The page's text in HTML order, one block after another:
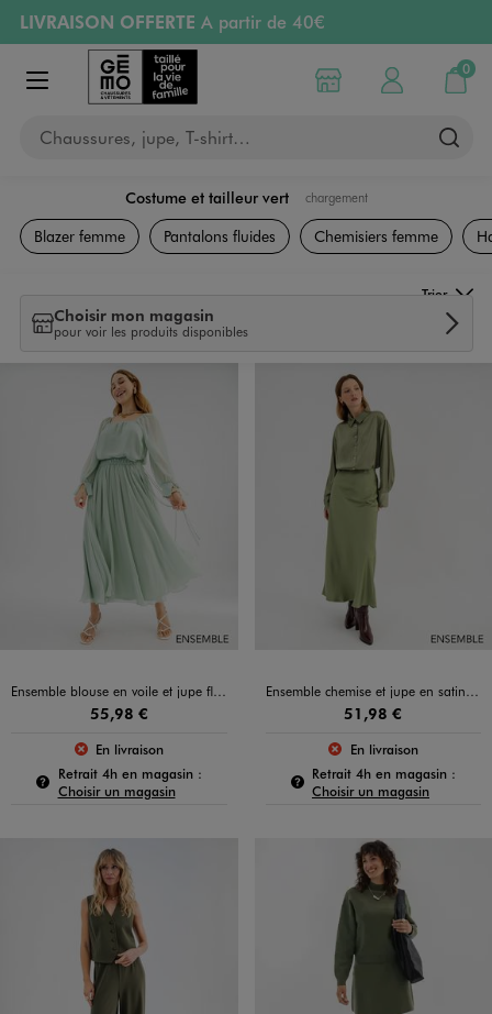
Aller au contenu principal
Aller à la navigation
LIVRAISON OFFERTE A partir de 40€
RETRAIT ET LIVRAISON OFFERTE
en magasin
PAYEZ EN 3x SANS FRAIS
Retours OFFERTS
pendant 30 jours
Afficher le menu
Chaussures, jupe, T-shirt…
Choisir mon magasin
Mon compte
0
Mon
Costume et tailleur vert chargement
Vêtements
Blazer femme Pantalons fluides Chemisiers femme
Choisir mon magasin
pour voir les produits disponibles
Trier
Ensemble blouse en voile et jupe fluide pour femme
55,98 €
Le produit n’est pas disponible :
En livraison
Retrait 4h en magasin :Pour connaître la disponibilité de ce produit :
Choisir un magasin
Ensemble chemise et jupe en satin kaki pour femme
51,98 €
Le produit n’est
En livraison
Retrait 4h en magasin :
Choisir un magasin